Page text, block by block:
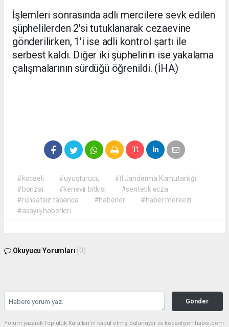
İşlemleri sonrasında adli mercilere sevk edilen
şüphelilerden 2'si tutuklanarak cezaevine
gönderilirken, 1'i ise adli kontrol şartı ile
serbest kaldı. Diğer iki şüphelinin ise yakalama
çalışmalarının sürdüğü öğrenildi. (İHA)
#kocaeli #uyuşturucu
#İl Jandarma Komutanlığı
#bonzai
#kenevir bitkisi
#sentetik ecza
#ruhsatsız tabanca
#haberler
#haber merkezi
#asayiş haberleri
Okuyucu Yorumları (0)
Gönder
Yorum yazarak Topluluk Kuralları’nı kabul etmiş bulunuyor ve kocaeliyenihaber.com